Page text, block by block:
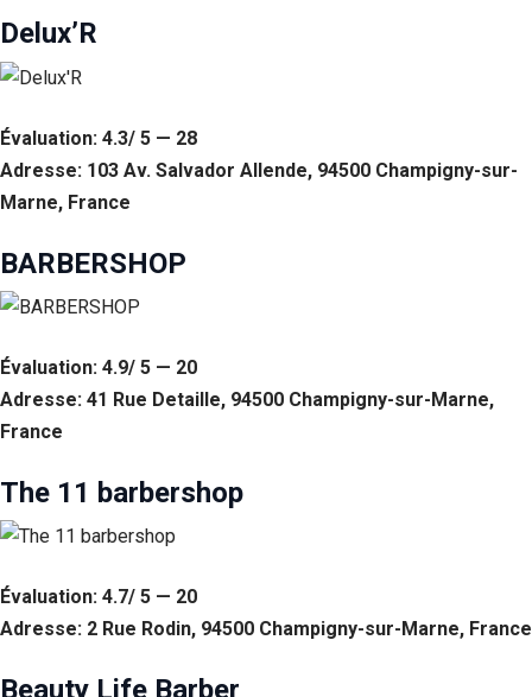
Delux’R
Évaluation: 4.3/ 5 — 28
Adresse: 103 Av. Salvador Allende, 94500 Champigny-sur-
Marne, France
BARBERSHOP
Évaluation: 4.9/ 5 — 20
Adresse: 41 Rue Detaille, 94500 Champigny-sur-Marne,
France
The 11 barbershop
Évaluation: 4.7/ 5 — 20
Adresse: 2 Rue Rodin, 94500 Champigny-sur-Marne, France
Beauty Life Barber
facultatifs. Ils
nécessaires au
Statistiques
nous
puissions
améliorer la
fonctionnalité
du site Web,
de la façon
dont le site
site Web
fonctionne
de votre visite.